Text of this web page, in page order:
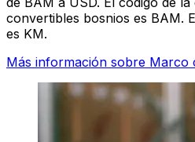
convertibles bosnios es BAM.
es KM.
Más información sobre Marco